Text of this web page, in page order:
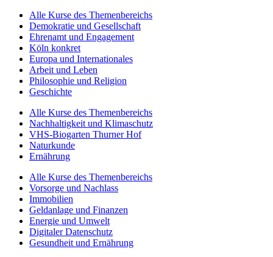
Alle Kurse des Themenbereichs
Demokratie und Gesellschaft
Ehrenamt und Engagement
Köln konkret
Europa und Internationales
Arbeit und Leben
Philosophie und Religion
Geschichte
Alle Kurse des Themenbereichs
Nachhaltigkeit und Klimaschutz
VHS-Biogarten Thurner Hof
Naturkunde
Ernährung
Alle Kurse des Themenbereichs
Vorsorge und Nachlass
Immobilien
Geldanlage und Finanzen
Energie und Umwelt
Digitaler Datenschutz
Gesundheit und Ernährung